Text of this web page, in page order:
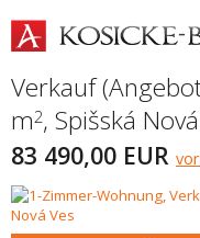
Verkauf
m2, Spišská
83 490,00 EUR